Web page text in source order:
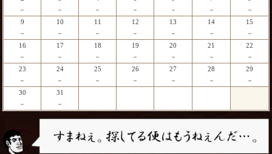
－
－
－
－
－
－
－
9
－
10
－
11
－
12
－
13
－
14
－
15
－
16
－
17
－
18
－
19
－
20
－
21
－
22
－
23
－
24
－
25
－
26
－
27
－
28
－
29
－
30
－
31
－